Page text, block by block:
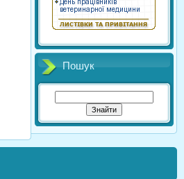
Пошук